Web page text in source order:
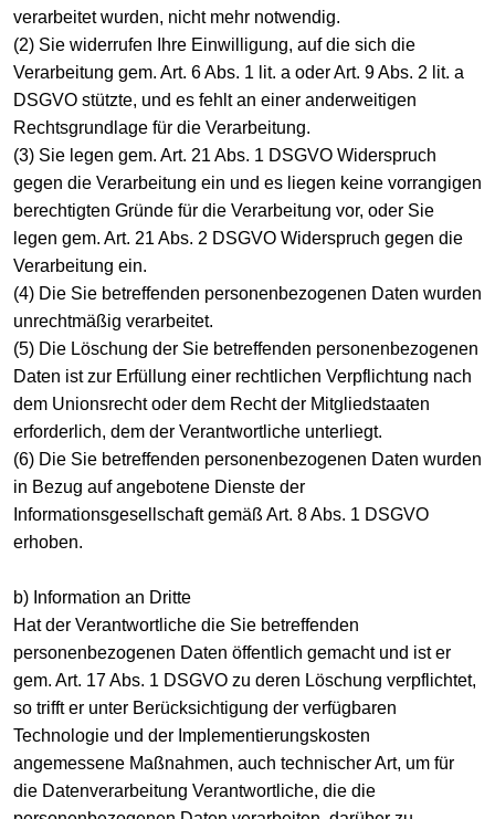
verarbeitet wurden, nicht mehr notwendig.
(2) Sie widerrufen Ihre Einwilligung, auf die sich die
Verarbeitung gem. Art. 6 Abs. 1 lit. a oder Art. 9 Abs. 2 lit. a
DSGVO stützte, und es fehlt an einer anderweitigen
Rechtsgrundlage für die Verarbeitung.
(3) Sie legen gem. Art. 21 Abs. 1 DSGVO Widerspruch
gegen die Verarbeitung ein und es liegen keine vorrangigen
berechtigten Gründe für die Verarbeitung vor, oder Sie
legen gem. Art. 21 Abs. 2 DSGVO Widerspruch gegen die
Verarbeitung ein.
(4) Die Sie betreffenden personenbezogenen Daten wurden
unrechtmäßig verarbeitet.
(5) Die Löschung der Sie betreffenden personenbezogenen
Daten ist zur Erfüllung einer rechtlichen Verpflichtung nach
dem Unionsrecht oder dem Recht der Mitgliedstaaten
erforderlich, dem der Verantwortliche unterliegt.
(6) Die Sie betreffenden personenbezogenen Daten wurden
in Bezug auf angebotene Dienste der
Informationsgesellschaft gemäß Art. 8 Abs. 1 DSGVO
erhoben.
b) Information an Dritte
Hat der Verantwortliche die Sie betreffenden
personenbezogenen Daten öffentlich gemacht und ist er
gem. Art. 17 Abs. 1 DSGVO zu deren Löschung verpflichtet,
so trifft er unter Berücksichtigung der verfügbaren
Technologie und der Implementierungskosten
angemessene Maßnahmen, auch technischer Art, um für
die Datenverarbeitung Verantwortliche, die die